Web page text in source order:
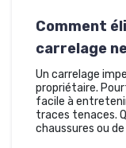
Comment
carrelage
Un carrelage
propriétaire.
facile à
traces tenaces.
chaussures ou